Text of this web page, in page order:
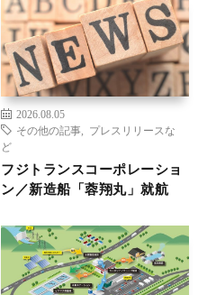
2026.08.05
その他の記事
プレスリリースな
ど
フジトランスコーポレーショ
ン／新造船「蓉翔丸」就航